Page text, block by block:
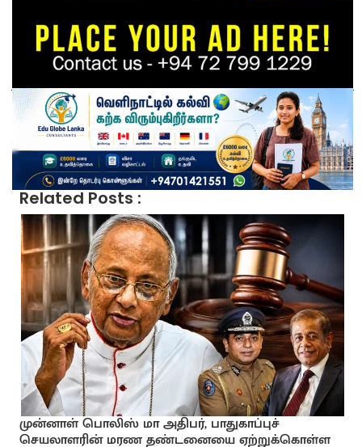
Related Posts :
முன்னாள் பொலிஸ் மா அதிபர், பாதுகாப்புச்
செயலாளரின் மரண தண்டனையை ஏற்றுக்கொள்ள